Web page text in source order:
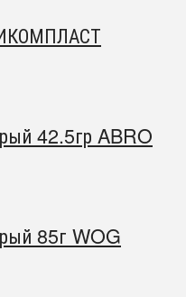
42.5гр ABRO
85г WOG